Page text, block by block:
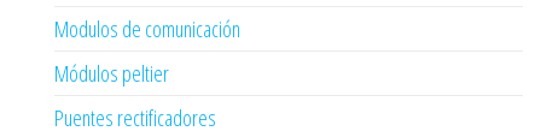
Modulos de comunicación
Módulos peltier
Puentes rectificadores